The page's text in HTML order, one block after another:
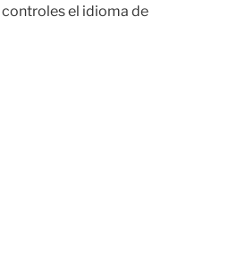
el idioma de